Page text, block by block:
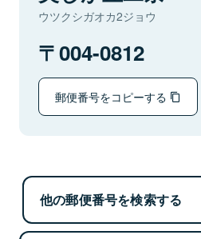
ウツクシガオカ2ジョウ
004-0812
郵便番号をコピーする
他の郵便番号を検索する